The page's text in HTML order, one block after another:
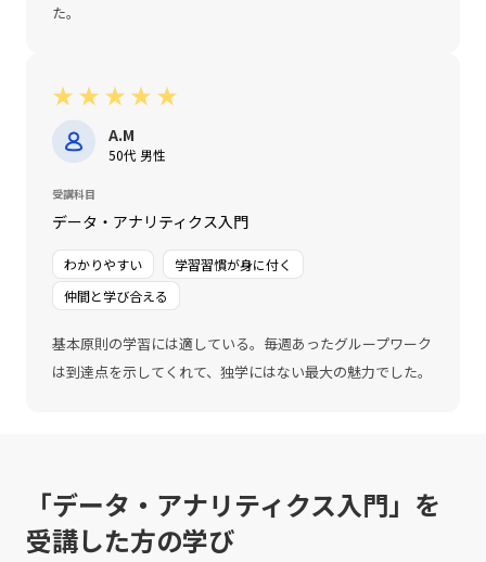
た。
★ ★ ★ ★ ★
A.M
50代 男性
受講科目
データ・アナリティクス入門
わかりやすい
学習習慣が身に付く
仲間と学び合える
基本原則の学習には適している。毎週あったグループワーク
は到達点を示してくれて、独学にはない最大の魅力でした。
「データ・アナリティクス入門」を
受講した方の学び